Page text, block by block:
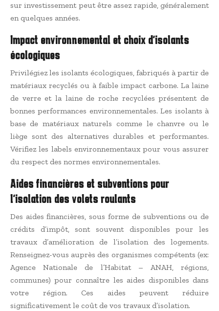
sur investissement peut être assez rapide, généralement
en quelques années.
Impact environnemental et choix d’isolants
écologiques
Privilégiez les isolants écologiques, fabriqués à partir de
matériaux recyclés ou à faible impact carbone. La laine
de verre et la laine de roche recyclées présentent de
bonnes performances environnementales. Les isolants à
base de matériaux naturels comme le chanvre ou le
liège sont des alternatives durables et performantes.
Vérifiez les labels environnementaux pour vous assurer
du respect des normes environnementales.
Aides financières et subventions pour
l’isolation des volets roulants
Des aides financières, sous forme de subventions ou de
crédits d’impôt, sont souvent disponibles pour les
travaux d’amélioration de l’isolation des logements.
Renseignez-vous auprès des organismes compétents (ex:
Agence Nationale de l’Habitat – ANAH, régions,
communes) pour connaître les aides disponibles dans
votre région. Ces aides peuvent réduire
significativement le coût de vos travaux d’isolation.